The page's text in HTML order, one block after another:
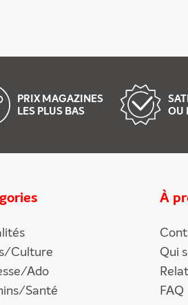
PRIX MAGAZINES
LES PLUS BAS
OU
Culture
Ado
Santé
À
Qui
FAQ